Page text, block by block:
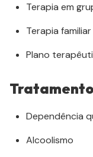
Terapia em
Terapia familiar
Plano
Dependência
Alcoolismo